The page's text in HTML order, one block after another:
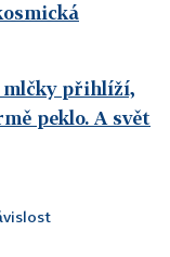
mlčky přihlíží,
peklo. A svět